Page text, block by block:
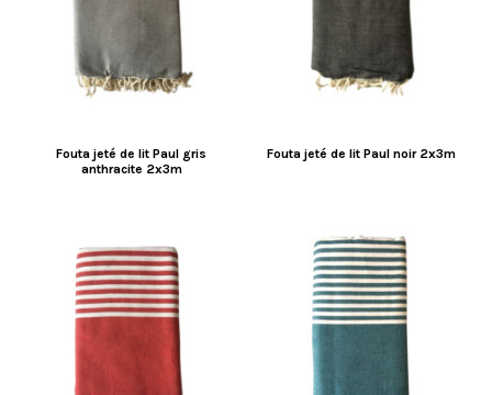
Fouta jeté de lit Paul gris
anthracite 2x3m
Fouta jeté de lit Paul noir 2x3m